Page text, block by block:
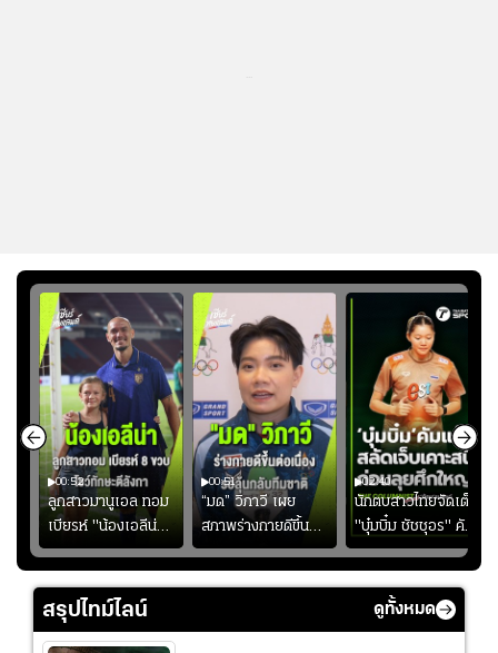
00:52
ลูกสาวมานูเอล ทอม
เบียรห์ "น้องเอลีน่า"
วัย 8 ขวบ โชว์ตี
ลังกาสุดพริ้ว
00:51
“มด” วิภาวี เผย
สภาพร่างกายดีขึ้น
อย่างต่อเนื่อง พร้อม
พยายามลงสนามให้
02:40
นักตบสาวไทยจัดเต็ม
"บุ๋มบิ๋ม ชัชชุอร" คัม
แบ็ก ศึก" SEA V
CUP 2026" เลก
สอง!!
สรุปไทม์ไลน์ ดูทั้งหมด